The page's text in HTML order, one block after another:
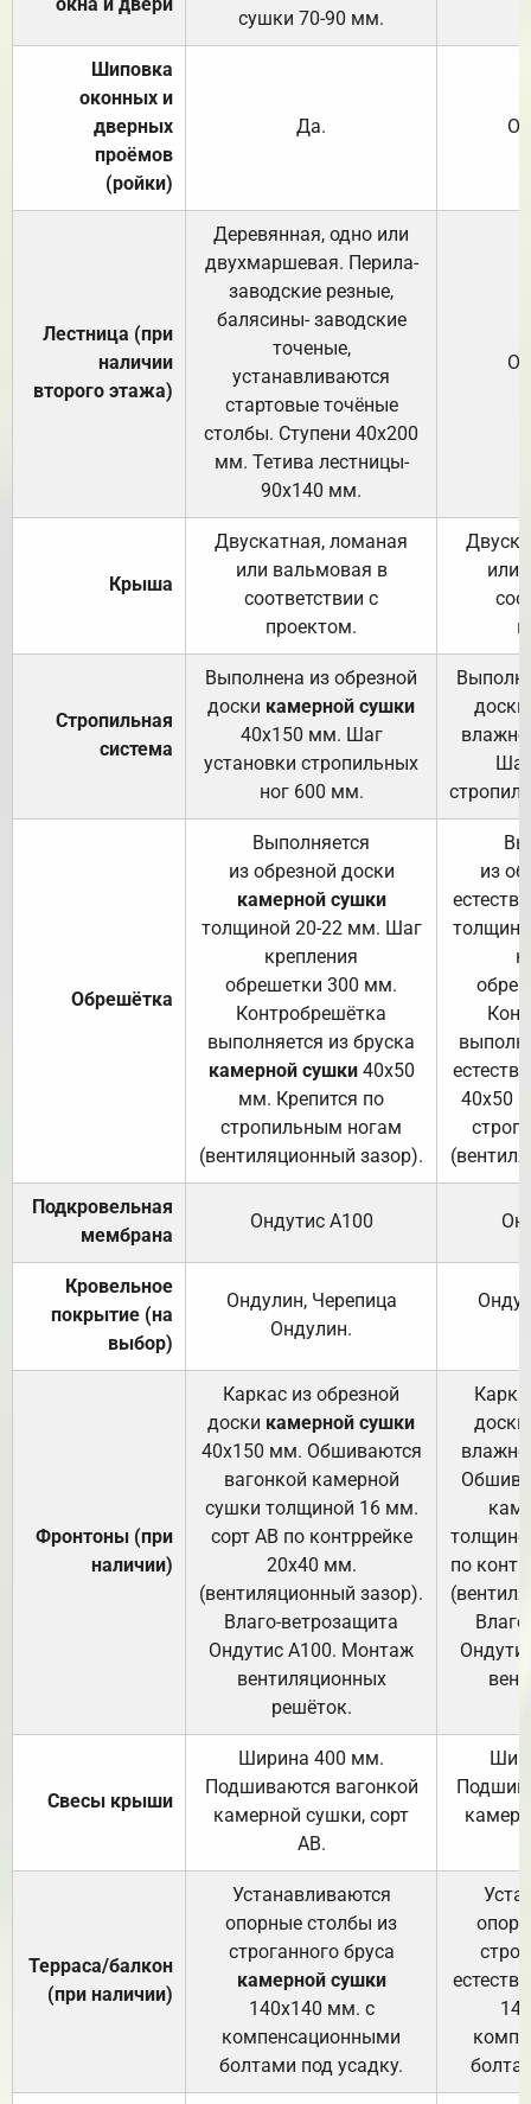
сушки 70-90 мм.
Шиповка
оконных и
дверных
проёмов
(ройки)
Да.
Лестница (при
наличии
второго этажа)
Деревянная, одно или
двухмаршевая. Перила-
заводские резные,
балясины- заводские
точеные,
устанавливаются
стартовые точёные
столбы. Ступени 40х200
мм. Тетива лестницы-
90х140 мм.
Крыша
Двускатная, ломаная
или вальмовая в
соответствии с
проектом.
или
Стропильная
система
Выполнена из обрезной
доски камерной сушки
40х150 мм. Шаг
установки стропильных
ног 600 мм.
доски
Обрешётка
Выполняется
из обрезной доски
камерной сушки
толщиной 20-22 мм. Шаг
крепления
обрешетки 300 мм.
Контробрешётка
выполняется из бруска
камерной сушки40х50
мм. Крепится по
стропильным ногам
(вентиляционный зазор).
из
40х50
Подкровельная
мембрана
Ондутис А100
Кровельное
покрытие (на
выбор)
Ондулин, Черепица
Ондулин.
Фронтоны (при
наличии)
Каркас из обрезной
доски камерной сушки
40х150 мм. Обшиваются
вагонкой камерной
сушки толщиной 16 мм.
сорт АВ по контррейке
20х40 мм.
(вентиляционный зазор).
Влаго-ветрозащита
Ондутис А100. Монтаж
вентиляционных
решёток.
доски
по
Свесы крыши
Ширина 400 мм.
Подшиваются вагонкой
камерной сушки, сорт
АВ.
Терраса/балкон
(при наличии)
Устанавливаются
опорные столбы из
строганного бруса
камерной сушки
140х140 мм. с
компенсационными
болтами под усадку.